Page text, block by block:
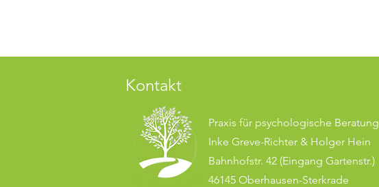
Kontakt
Praxis für psychologische Beratung
Inke Greve-Richter & Holger Hein
Bahnhofstr. 42 (Eingang Gartenstr.)
46145 Oberhausen-Sterkrade